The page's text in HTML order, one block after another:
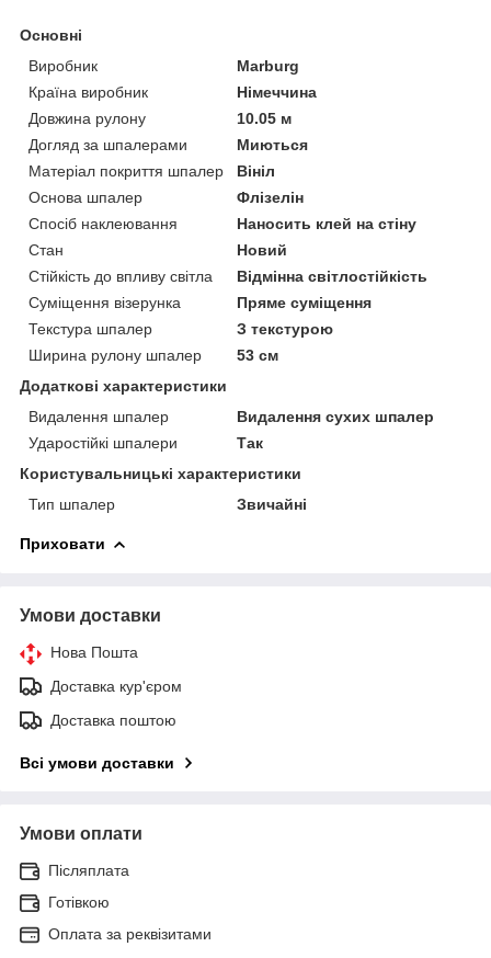
Основні
Виробник
Marburg
Країна виробник
Німеччина
Довжина рулону
10.05 м
Догляд за шпалерами
Миються
Матеріал покриття шпалер
Вініл
Основа шпалер
Флізелін
Спосіб наклеювання
Наносить клей на стіну
Стан
Новий
Стійкість до впливу світла
Відмінна світлостійкість
Суміщення візерунка
Пряме суміщення
Текстура шпалер
З текстурою
Ширина рулону шпалер
53 см
Додаткові характеристики
Видалення шпалер
Видалення сухих шпалер
Ударостійкі шпалери
Так
Користувальницькі характеристики
Тип шпалер
Звичайні
Приховати
Умови доставки
Нова Пошта
Доставка кур'єром
Доставка поштою
Всі умови доставки
Умови оплати
Післяплата
Готівкою
Оплата за реквізитами